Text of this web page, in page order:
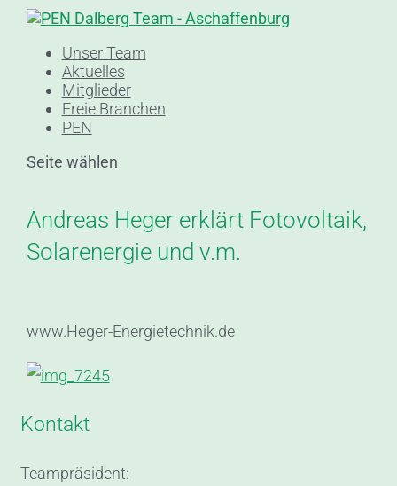
Unser Team
Aktuelles
Mitglieder
Freie Branchen
PEN
Seite wählen
Andreas Heger erklärt Fotovoltaik,
Solarenergie und v.m.
www.Heger-Energietechnik.de
Kontakt
Teampräsident: